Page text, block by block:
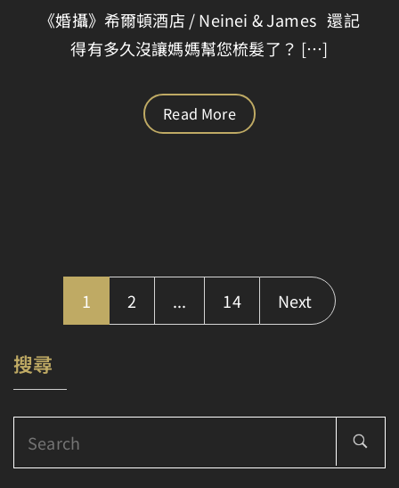
《婚攝》希爾頓酒店 / Neinei & James 還記
得有多久沒讓媽媽幫您梳髮了？ […]
Read More
1 2 ... 14 Next
搜尋